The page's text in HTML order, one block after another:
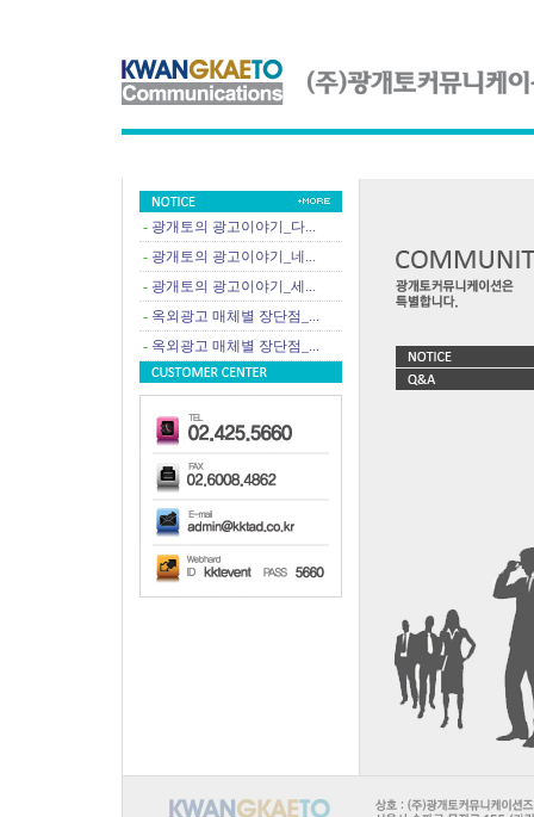
- 광개토의 광고이야기_다...
- 광개토의 광고이야기_네...
- 광개토의 광고이야기_세...
- 옥외광고 매체별 장단점_...
- 옥외광고 매체별 장단점_...